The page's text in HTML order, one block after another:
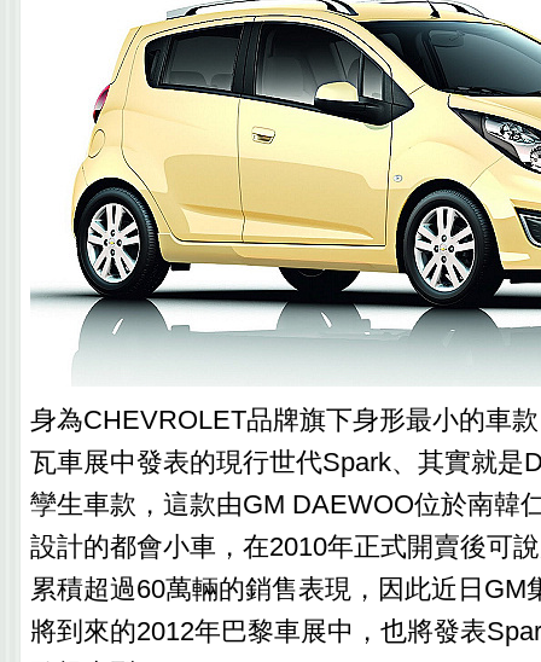
身為CHEVROLET品牌旗下身形最小的車
瓦車展中發表的現行世代Spark、其實就是
孿生車款，這款由GM DAEWOO位於南韓
設計的都會小車，在2010年正式開賣後可
累積超過60萬輛的銷售表現，因此近日GM
將到來的2012年巴黎車展中，也將發表